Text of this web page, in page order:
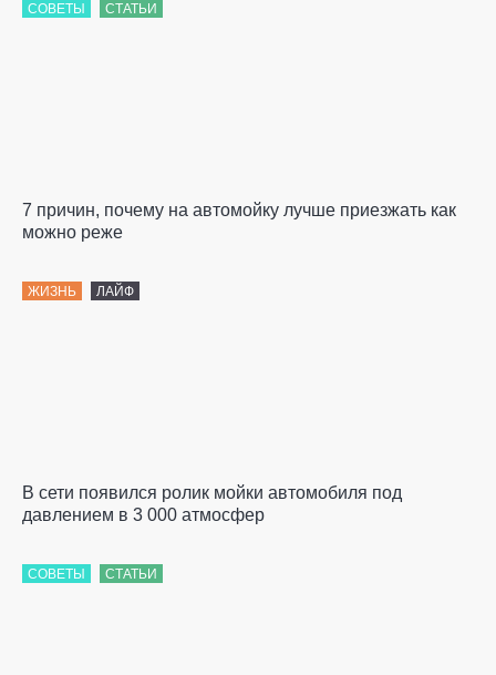
СОВЕТЫ СТАТЬИ
7 причин, почему на автомойку лучше приезжать как
можно реже
ЖИЗНЬ ЛАЙФ
В сети появился ролик мойки автомобиля под
давлением в 3 000 атмосфер
СОВЕТЫ СТАТЬИ